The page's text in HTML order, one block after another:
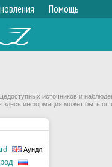
Помощь
источников и
здесь информация может быть
Аундл